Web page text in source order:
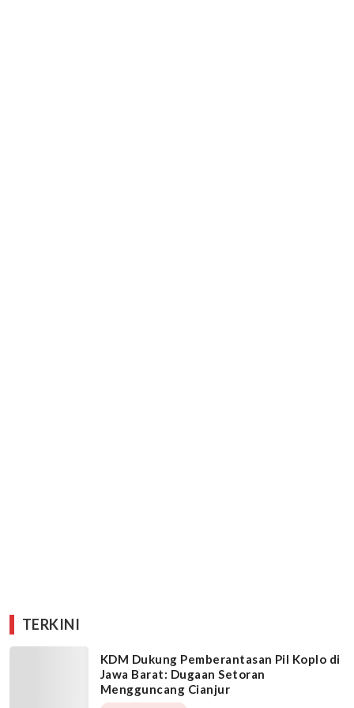
TERKINI
KDM Dukung Pemberantasan Pil Koplo di
Jawa Barat: Dugaan Setoran
Mengguncang Cianjur